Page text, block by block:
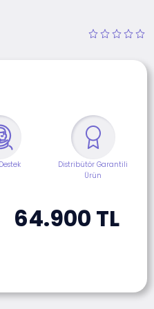
Distribütör Garantili
Ürün
64.900 TL